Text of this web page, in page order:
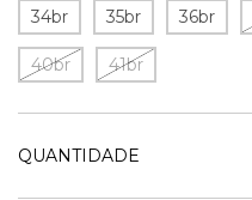
34br 35br 36br
40br 41br
QUANTIDADE